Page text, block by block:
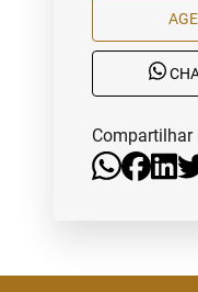
Compartilhar